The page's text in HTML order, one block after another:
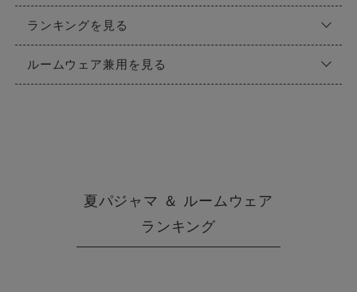
ランキングを見る
ルームウェア兼用を見る
夏パジャマ ＆ ルームウェア
ランキング